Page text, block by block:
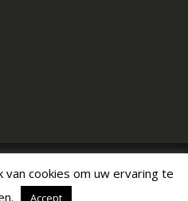
voorbehouden
cookies om uw ervaring te
Accept